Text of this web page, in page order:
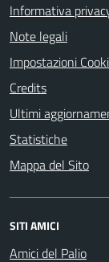
Informativa
Note legali
Impostazioni
Credits
Ultimi
Statistiche
Mappa del Sito
SITI AMICI
Amici del Palio